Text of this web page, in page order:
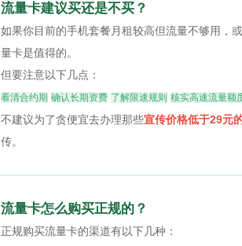
流量卡建议买还是不买？
如果你目前的手机套餐月租较高但流量不够用，
量卡是值得的。
但要注意以下几点：
看清合约期 确认长期资费 了解限速规则 核实高速流量额
不建议为了贪便宜去办理那些宣传价格低于29元
传。
流量卡怎么购买正规的？
正规购买流量卡的渠道有以下几种：